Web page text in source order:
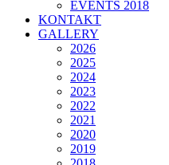
EVENTS 2018
KONTAKT
GALLERY
2026
2025
2024
2023
2022
2021
2020
2019